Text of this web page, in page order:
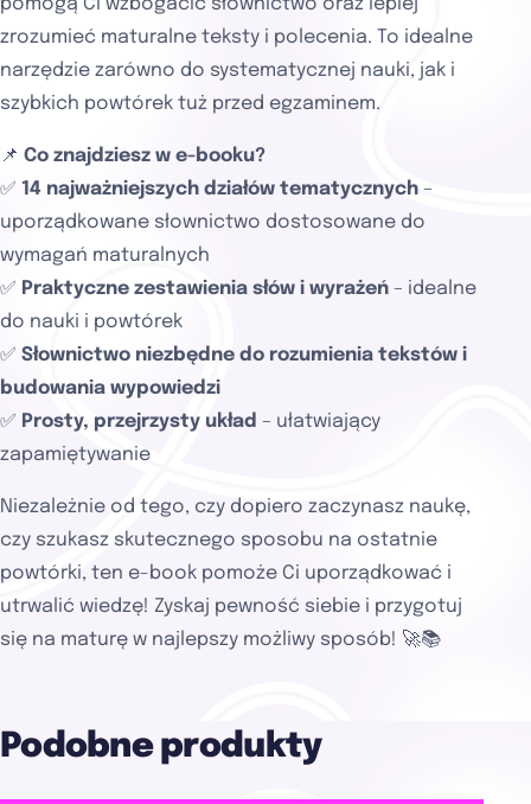
pomogą Ci wzbogacić słownictwo oraz lepiej
zrozumieć maturalne teksty i polecenia. To idealne
narzędzie zarówno do systematycznej nauki, jak i
szybkich powtórek tuż przed egzaminem.
📌 Co znajdziesz w e-booku?
✅ 14 najważniejszych działów tematycznych –
uporządkowane słownictwo dostosowane do
wymagań maturalnych
✅ Praktyczne zestawienia słów i wyrażeń – idealne
do nauki i powtórek
✅ Słownictwo niezbędne do rozumienia tekstów i
budowania wypowiedzi
✅ Prosty, przejrzysty układ – ułatwiający
zapamiętywanie
Niezależnie od tego, czy dopiero zaczynasz naukę,
czy szukasz skutecznego sposobu na ostatnie
powtórki, ten e-book pomoże Ci uporządkować i
utrwalić wiedzę! Zyskaj pewność siebie i przygotuj
się na maturę w najlepszy możliwy sposób! 🚀📚
Podobne produkty